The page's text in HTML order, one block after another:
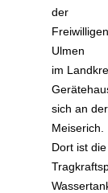
der
Ulmen
im
sich an
Meiserich.
Dort ist